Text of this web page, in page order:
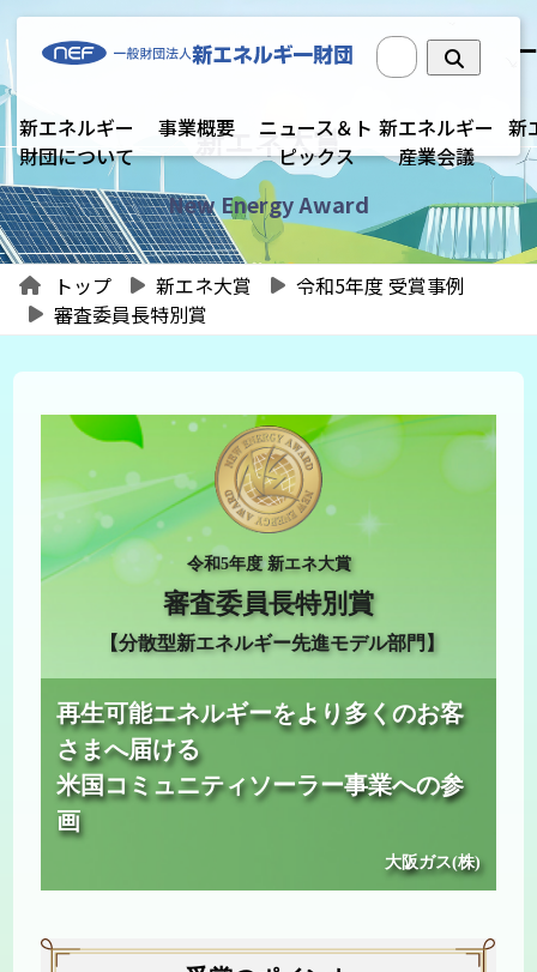
新エネルギー
財団について
事業概要
ニュース＆ト
ピックス
新エネルギー
産業会議
新
新エネ大賞
New Energy Award
トップ 新エネ大賞
令和5年度 受賞事例
審査委員長特別賞
令和5年度 新エネ大賞
審査委員長特別賞
【分散型新エネルギー先進モデル部門】
再生可能エネルギーをより多くのお客
さまへ届ける
米国コミュニティソーラー事業への参
画
大阪ガス(株)